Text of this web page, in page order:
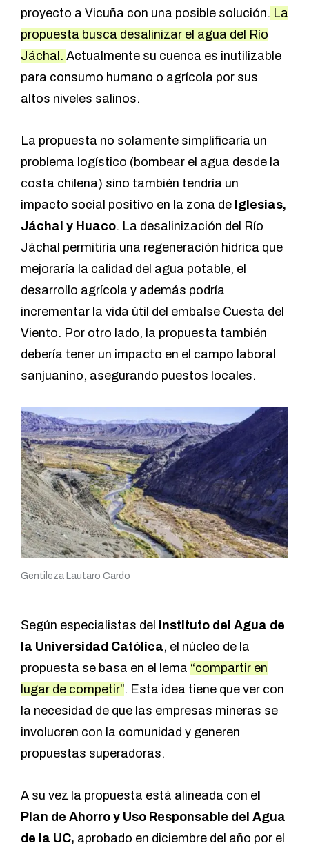
proyecto a Vicuña con una posible solución. La
propuesta busca desalinizar el agua del Río
Jáchal. Actualmente su cuenca es inutilizable
para consumo humano o agrícola por sus
altos niveles salinos.
La propuesta no solamente simplificaría un
problema logístico (bombear el agua desde la
costa chilena) sino también tendría un
impacto social positivo en la zona de Iglesias,
Jáchal y Huaco. La desalinización del Río
Jáchal permitiría una regeneración hídrica que
mejoraría la calidad del agua potable, el
desarrollo agrícola y además podría
incrementar la vida útil del embalse Cuesta del
Viento. Por otro lado, la propuesta también
debería tener un impacto en el campo laboral
sanjuanino, asegurando puestos locales.
Gentileza Lautaro Cardo
Según especialistas del
Instituto del Agua de
la Universidad Católica, el núcleo de la
propuesta se basa en el lema “compartir en
lugar de competir”. Esta idea tiene que ver con
la necesidad de que las empresas mineras se
involucren con la comunidad y generen
propuestas superadoras.
A su vez la propuesta está alineada con e
Plan de Ahorro y Uso Responsable del Agua
de la UC, aprobado en diciembre del año por el